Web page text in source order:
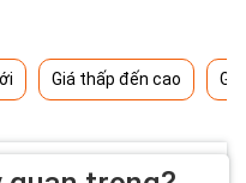
Giá thấp đến cao